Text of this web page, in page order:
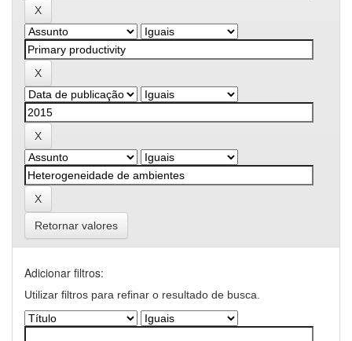
Retornar valores
Adicionar filtros:
Utilizar filtros para refinar o resultado de busca.